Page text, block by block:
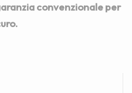
convenzionale per